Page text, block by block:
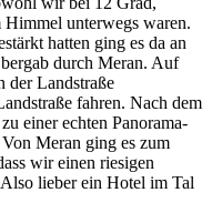
unterwegs waren.
hatten ging es da an
durch Meran. Auf
der Landstraße
fahren. Nach dem
einer echten Panorama-
Meran ging es zum
wir einen riesigen
lieber ein Hotel im Tal